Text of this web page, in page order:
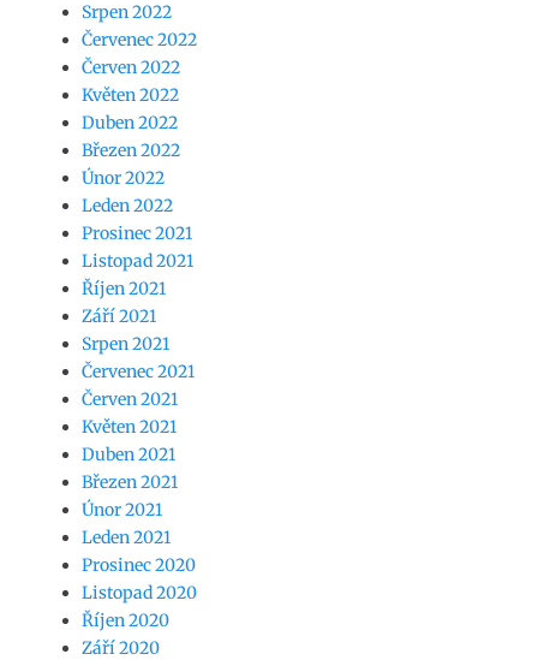
Srpen 2022
Červenec 2022
Červen 2022
Květen 2022
Duben 2022
Březen 2022
Únor 2022
Leden 2022
Prosinec 2021
Listopad 2021
Říjen 2021
Září 2021
Srpen 2021
Červenec 2021
Červen 2021
Květen 2021
Duben 2021
Březen 2021
Únor 2021
Leden 2021
Prosinec 2020
Listopad 2020
Říjen 2020
Září 2020